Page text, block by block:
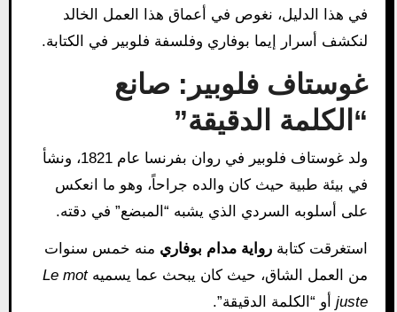
في هذا الدليل، نغوص في أعماق هذا العمل الخالد
لنكشف أسرار إيما بوفاري وفلسفة فلوبير في الكتابة.
غوستاف فلوبير: صانع
“الكلمة الدقيقة”
ولد غوستاف فلوبير في روان بفرنسا عام 1821، ونشأ
في بيئة طبية حيث كان والده جراحاً، وهو ما انعكس
على أسلوبه السردي الذي يشبه “المبضع” في دقته.
استغرقت كتابة رواية مدام بوفاري منه خمس سنوات
من العمل الشاق، حيث كان يبحث عما يسميهLe mot
justeأو “الكلمة الدقيقة”.